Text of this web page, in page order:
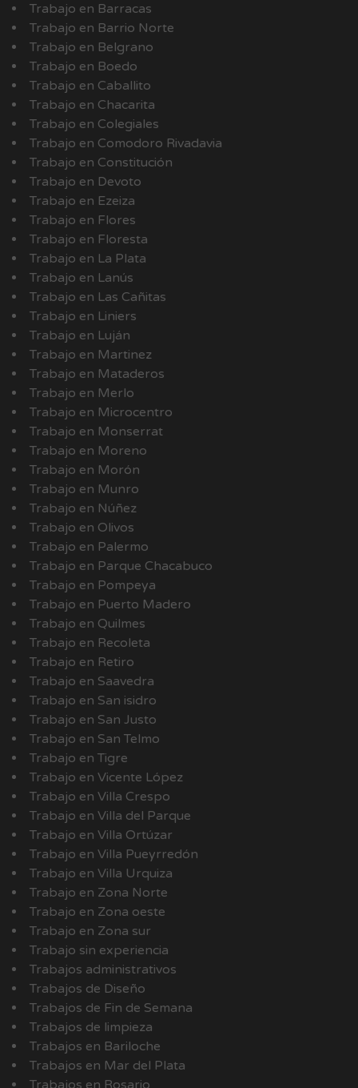
Trabajo en Barracas
Trabajo en Barrio Norte
Trabajo en Belgrano
Trabajo en Boedo
Trabajo en Caballito
Trabajo en Chacarita
Trabajo en Colegiales
Trabajo en Comodoro Rivadavia
Trabajo en Constitución
Trabajo en Devoto
Trabajo en Ezeiza
Trabajo en Flores
Trabajo en Floresta
Trabajo en La Plata
Trabajo en Lanús
Trabajo en Las Cañitas
Trabajo en Liniers
Trabajo en Luján
Trabajo en Martinez
Trabajo en Mataderos
Trabajo en Merlo
Trabajo en Microcentro
Trabajo en Monserrat
Trabajo en Moreno
Trabajo en Morón
Trabajo en Munro
Trabajo en Núñez
Trabajo en Olivos
Trabajo en Palermo
Trabajo en Parque Chacabuco
Trabajo en Pompeya
Trabajo en Puerto Madero
Trabajo en Quilmes
Trabajo en Recoleta
Trabajo en Retiro
Trabajo en Saavedra
Trabajo en San isidro
Trabajo en San Justo
Trabajo en San Telmo
Trabajo en Tigre
Trabajo en Vicente López
Trabajo en Villa Crespo
Trabajo en Villa del Parque
Trabajo en Villa Ortúzar
Trabajo en Villa Pueyrredón
Trabajo en Villa Urquiza
Trabajo en Zona Norte
Trabajo en Zona oeste
Trabajo en Zona sur
Trabajo sin experiencia
Trabajos administrativos
Trabajos de Diseño
Trabajos de Fin de Semana
Trabajos de limpieza
Trabajos en Bariloche
Trabajos en Mar del Plata
Trabajos en Rosario